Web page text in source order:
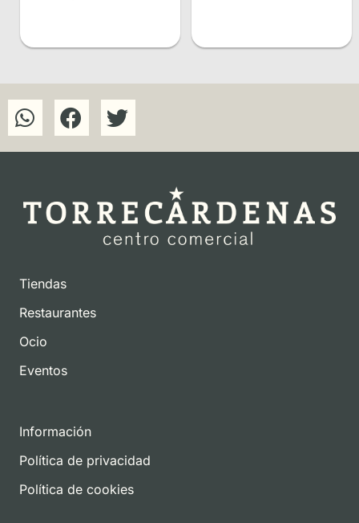
Tiendas
Restaurantes
Ocio
Eventos
Información
Política de privacidad
Política de cookies